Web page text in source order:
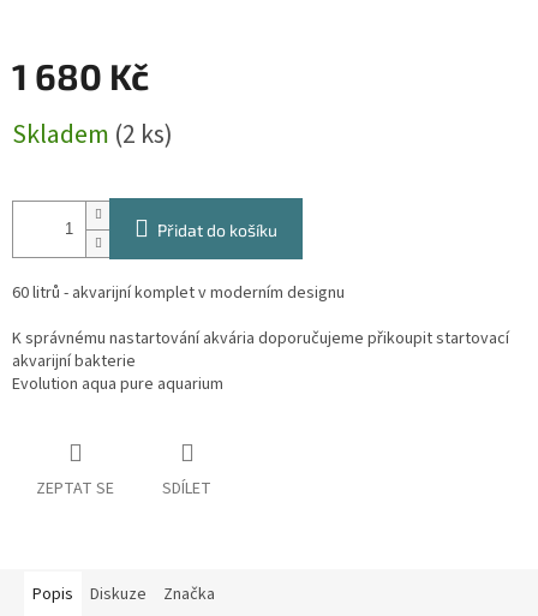
1 680 Kč
cena:
Skladem (2 ks)
Přidat do košíku
60 litrů - akvarijní komplet v moderním designu
K správnému nastartování akvária doporučujeme přikoupit startovací
akvarijní bakterie
Evolution aqua pure aquarium
ZEPTAT SE SDÍLET
Popis Diskuze Značka